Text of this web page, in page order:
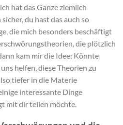
hat das Ganze ziemlich
du hast das auch so
die mich besonders beschäftigt
die plötzlich
kam mir die Idee: Könnte
helfen, diese Theorien zu
tiefer in die Materie
interessante Dinge
mit dir teilen möchte.